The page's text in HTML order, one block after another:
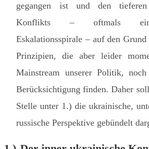
gegangen ist und den
Konflikts – oftmals
Eskalationsspirale – auf den
Prinzipien, die aber leider
Mainstream unserer Politik,
Berücksichtigung finden. Daher
Stelle unter 1.) die ukrainische,
russische Perspektive gebündelt